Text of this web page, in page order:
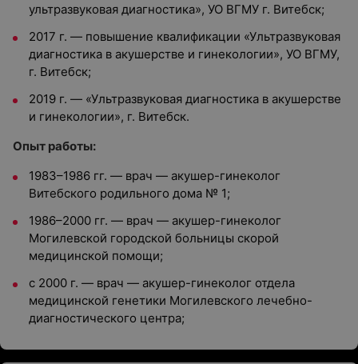
ультразвуковая диагностика», УО ВГМУ г. Витебск;
2017 г. — повышение квалификации «Ультразвуковая
диагностика в акушерстве и гинекологии», УО ВГМУ,
г. Витебск;
2019 г. — «Ультразвуковая диагностика в акушерстве
и гинекологии», г. Витебск.
Опыт работы:
1983–1986 гг. — врач — акушер-гинеколог
Витебского родильного дома № 1;
1986–2000 гг. — врач — акушер-гинеколог
Могилевской городской больницы скорой
медицинской помощи;
с 2000 г. — врач — акушер-гинеколог отдела
медицинской генетики Могилевского лечебно-
диагностического центра;